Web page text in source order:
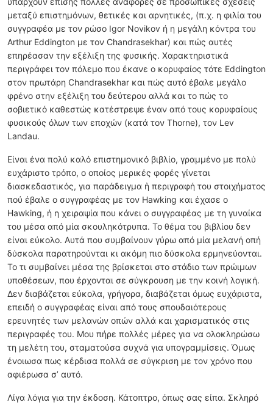
μεταξύ επιστημόνων, θετικές και αρνητικές, (π.χ. η φιλία του
συγγραφέα με τον ρώσο Igor Novikov ή η μεγάλη κόντρα του
Arthur Eddington με τον Chandrasekhar) και πώς αυτές
επηρέασαν την εξέλιξη της φυσικής. Χαρακτηριστικά
περιγράφει τον πόλεμο που έκανε ο κορυφαίος τότε Eddington
στον πρωτάρη Chandrasekhar και πώς αυτό έβαλε μεγάλο
φρένο στην εξέλιξη του δεύτερου αλλά και το πώς το
σοβιετικό καθεστώς κατέστρεψε έναν από τους κορυφαίους
φυσικούς όλων των εποχών (κατά τον Thorne), τον Lev
Landau.
Είναι ένα πολύ καλό επιστημονικό βιβλίο, γραμμένο με πολύ
ευχάριστο τρόπο, ο οποίος μερικές φορές γίνεται
διασκεδαστικός, για παράδειγμα ἡ περιγραφή του στοιχήματος
πού έβαλε o συγγραφέας με τον Hawking και έχασε o
Hawking, ή η χειραψία που κάνει ο συγγραφέας με τη γυναίκα
του μέσα από μία σκουληκότρυπα. Το θέμα του βιβλίου δεν
είναι εύκολο. Αυτά που συμβαίνουν γύρω από μία μελανή οπή
δύσκολα παρατηρούνται κι ακόμη πιο δύσκολα ερμηνεύονται.
Το τι συμβαίνει μέσα της βρίσκεται στο στάδιο των πρώιμων
υποθέσεων, που έρχονται σε σύγκρουση με την κοινή λογική.
Δεν διαβάζεται εύκολα, γρήγορα, διαβάζεται όμως ευχάριστα,
επειδή ο συγγραφέας είναι από τους σπουδαιότερους
ερευνητές των μελανών οπών αλλά και χαρισματικός στις
περιγραφές του. Μου πήρε πολλές μέρες για να ολοκληρώσω
τη μελέτη του, σταματούσα συχνά για υπογραμμίσεις. Όμως
ένοιωσα πως κέρδισα πολλά σε σύγκριση με τον χρόνο που
αφιέρωσα σ’ αυτό.
Λίγα λόγια για την έκδοση. Κάτοπτρο, όπως σας είπα. Σκληρό